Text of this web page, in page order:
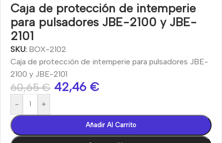
Caja de protección de intemperie
para pulsadores JBE-2100 y JBE-
2101
SKU: BOX-2102
Caja de protección de intemperie para pulsadores JBE-
2100 y JBE-2101
60,65€ 42,46 €
- +
Añadir Al Carrito